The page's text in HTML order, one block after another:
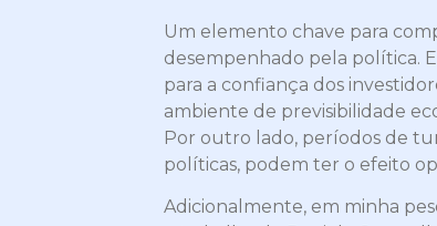
Um elemento chave para
desempenhado pela política.
para a confiança dos
ambiente de previsibilidade
Por outro lado, períodos de
políticas, podem ter o efeito
Adicionalmente, em minha